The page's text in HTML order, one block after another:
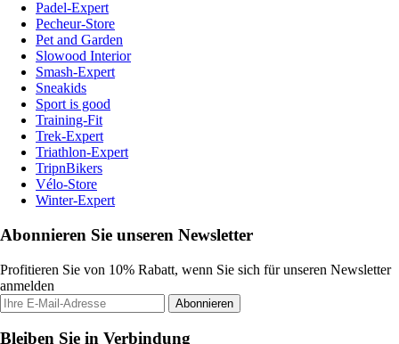
Padel-Expert
Pecheur-Store
Pet and Garden
Slowood Interior
Smash-Expert
Sneakids
Sport is good
Training-Fit
Trek-Expert
Triathlon-Expert
TripnBikers
Vélo-Store
Winter-Expert
Abonnieren Sie unseren Newsletter
Profitieren Sie von 10% Rabatt, wenn Sie sich für unseren Newsletter
anmelden
Abonnieren
Bleiben Sie in Verbindung